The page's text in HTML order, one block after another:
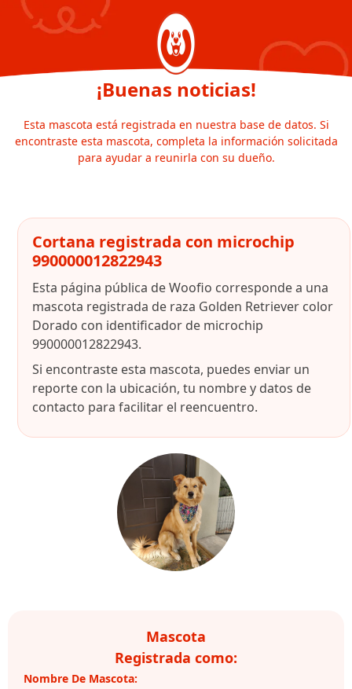
¡Buenas noticias!
Esta mascota está registrada en nuestra base de datos. Si
encontraste esta mascota, completa la información solicitada
para ayudar a reunirla con su dueño.
Cortana registrada con microchip
990000012822943
Esta página pública de Woofio corresponde a una
mascota registrada de raza Golden Retriever color
Dorado con identificador de microchip
990000012822943.
Si encontraste esta mascota, puedes enviar un
reporte con la ubicación, tu nombre y datos de
contacto para facilitar el reencuentro.
Mascota
Registrada como:
Nombre De Mascota: